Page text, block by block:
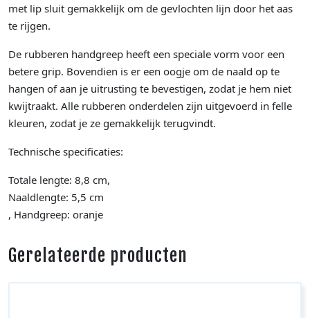
met lip sluit gemakkelijk om de gevlochten lijn door het aas
te rijgen.
De rubberen handgreep heeft een speciale vorm voor een
betere grip. Bovendien is er een oogje om de naald op te
hangen of aan je uitrusting te bevestigen, zodat je hem niet
kwijtraakt. Alle rubberen onderdelen zijn uitgevoerd in felle
kleuren, zodat je ze gemakkelijk terugvindt.
Technische specificaties:
Totale lengte: 8,8 cm,
Naaldlengte: 5,5 cm
, Handgreep: oranje
Gerelateerde producten